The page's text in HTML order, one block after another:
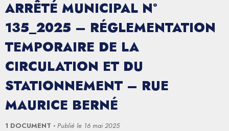
ARRÊTÉ MUNICIPAL N°
135_2025 – RÉGLEMENTATION
TEMPORAIRE DE LA
CIRCULATION ET DU
STATIONNEMENT – RUE
MAURICE BERNÉ
1 DOCUMENT Publié le 16 mai 2025